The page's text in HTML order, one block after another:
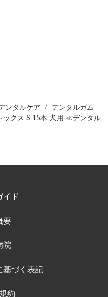
ンタルケア
デンタルガム
ックス S 15本 犬用 ≪デンタル
イド
要
院
基づく表記
約